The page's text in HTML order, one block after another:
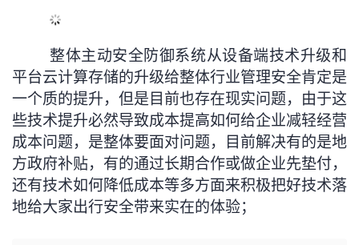
整体主动安全防御系统从设备端技术升级和
平台云计算存储的升级给整体行业管理安全肯定是
一个质的提升，但是目前也存在现实问题，由于这
些技术提升必然导致成本提高如何给企业减轻经营
成本问题，是整体要面对问题，目前解决有的是地
方政府补贴，有的通过长期合作或做企业先垫付，
还有技术如何降低成本等多方面来积极把好技术落
地给大家出行安全带来实在的体验；